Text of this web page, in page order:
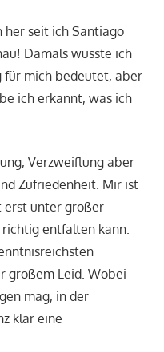
her seit ich Santiago
Damals wusste ich
für mich bedeutet, aber
ich erkannt, was ich
Verzweiflung aber
Zufriedenheit. Mir ist
erst unter großer
entfalten kann.
großem Leid. Wobei
mag, in der
klar eine